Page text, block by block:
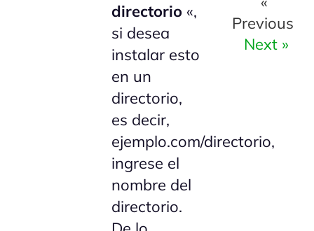
directorio «,
si desea
instalar esto
en un
directorio,
es decir,
ejemplo.com/directorio,
ingrese el
nombre del
directorio.
Previous
Next »